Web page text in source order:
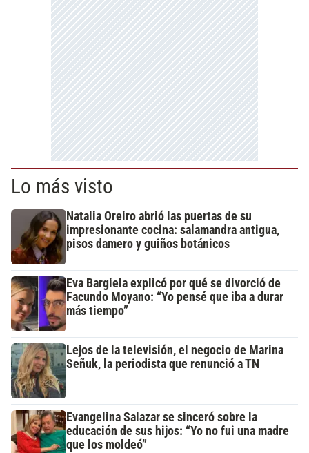
Lo más visto
Natalia Oreiro abrió las puertas de su
impresionante cocina: salamandra antigua,
pisos damero y guiños botánicos
Eva Bargiela explicó por qué se divorció de
Facundo Moyano: “Yo pensé que iba a durar
más tiempo”
Lejos de la televisión, el negocio de Marina
Señuk, la periodista que renunció a TN
Evangelina Salazar se sinceró sobre la
educación de sus hijos: “Yo no fui una madre
que los moldeó”